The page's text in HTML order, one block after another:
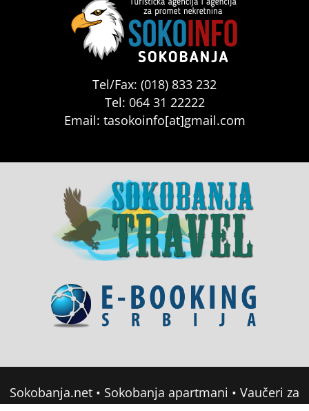
Tel/Fax: (018) 833 232
Tel: 064 31 22222
Email: tasokoinfo[at]gmail.com
Sokobanja.net • Sokobanja apartmani • Vaučeri za